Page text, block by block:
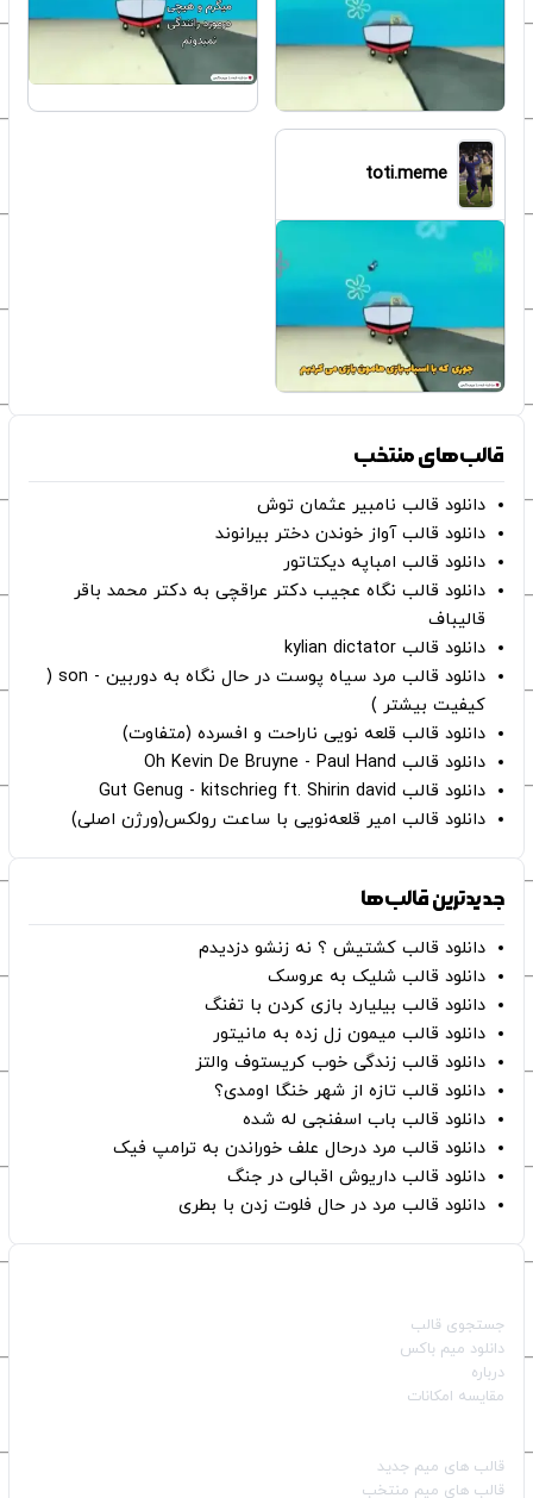
toti.meme
قالب‌های منتخب
دانلود قالب نامبیر عثمان ‌توش
دانلود قالب آواز خوندن دختر بیرانوند
دانلود قالب امباپه دیکتاتور
دانلود قالب نگاه عجیب دکتر عراقچی به دکتر محمد باقر
قالیباف
دانلود قالب kylian dictator
دانلود قالب مرد سیاه پوست در حال نگاه به دوربین - son (
کیفیت بیشتر )
دانلود قالب قلعه نویی ناراحت و افسرده (متفاوت)
دانلود قالب Oh Kevin De Bruyne - Paul Hand
دانلود قالب Gut Genug - kitschrieg ft. Shirin david
دانلود قالب امیر قلعه‌نویی با ساعت رولکس(ورژن اصلی)
جدیدترین قالب‌ها
دانلود قالب کشتیش ؟ نه زنشو دزدیدم
دانلود قالب شلیک به عروسک
دانلود قالب بیلیارد بازی کردن با تفنگ
دانلود قالب میمون زل زده به مانیتور
دانلود قالب زندگی خوب کریستوف والتز
دانلود قالب تازه از شهر خنگا اومدی؟
دانلود قالب باب اسفنجی له شده
دانلود قالب مرد درحال علف خوراندن به ترامپ فیک
دانلود قالب داریوش اقبالی در جنگ
دانلود قالب مرد در حال فلوت زدن با بطری
جستجوی قالب
دانلود میم باکس
درباره
مقایسه امکانات
قالب‌ های میم جدید
قالب‌ های میم منتخب